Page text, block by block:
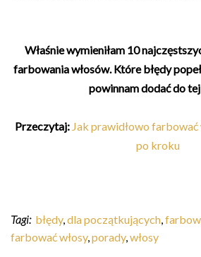
Właśnie wymieniłam 10
farbowania włosów. Które błędy
powinnam dodać do
Przeczytaj: Jak prawidłowo farbować
po kroku
Tagi: błędy,dla początkujących,
farbować włosy,porady,włosy